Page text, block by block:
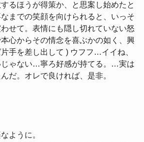
るほうが得策か、と思案し始めたと
までの笑顔を向けられると、いっそ
せて。表情にも隠し切れていない怒
心からその情念を喜ぶかの如く、興
手を差し出して ) ウフフ…イイね、
じゃない…寧ろ好感が持てる。…実は
だ。オレで良ければ、是非。
ように。